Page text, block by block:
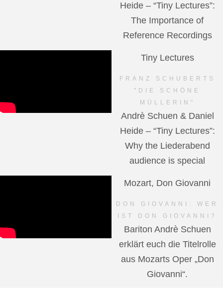
Heide – “Tiny Lectures”:
The Importance of
Reference Recordings
Tiny Lectures
FRANZ SCHUBERTS
"DIE SCHÖNE
MÜLLERIN"
Andrè Schuen & Daniel
Heide – “Tiny Lectures”:
Why the Liederabend
audience is special
Mozart, Don Giovanni
DON GIOVANNI: WER
IST DON GIOVANNI?
Bariton Andrè Schuen
erklärt euch die Titelrolle
aus Mozarts Oper „Don
Giovanni“.